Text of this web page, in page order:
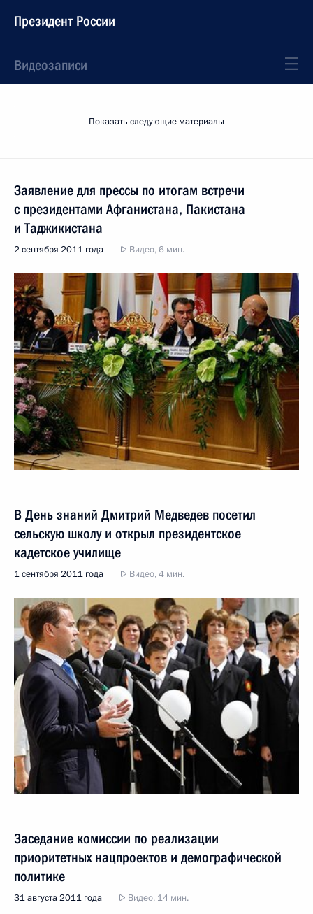
Президент России
Видеозаписи
Показать следующие материалы
Заявление для прессы по итогам встречи
с президентами Афганистана, Пакистана
и Таджикистана
2 сентября 2011 года Видео, 6 мин.
В День знаний Дмитрий Медведев посетил
сельскую школу и открыл президентское
кадетское училище
1 сентября 2011 года Видео, 4 мин.
Заседание комиссии по реализации
приоритетных нацпроектов и демографической
политике
31 августа 2011 года Видео, 14 мин.